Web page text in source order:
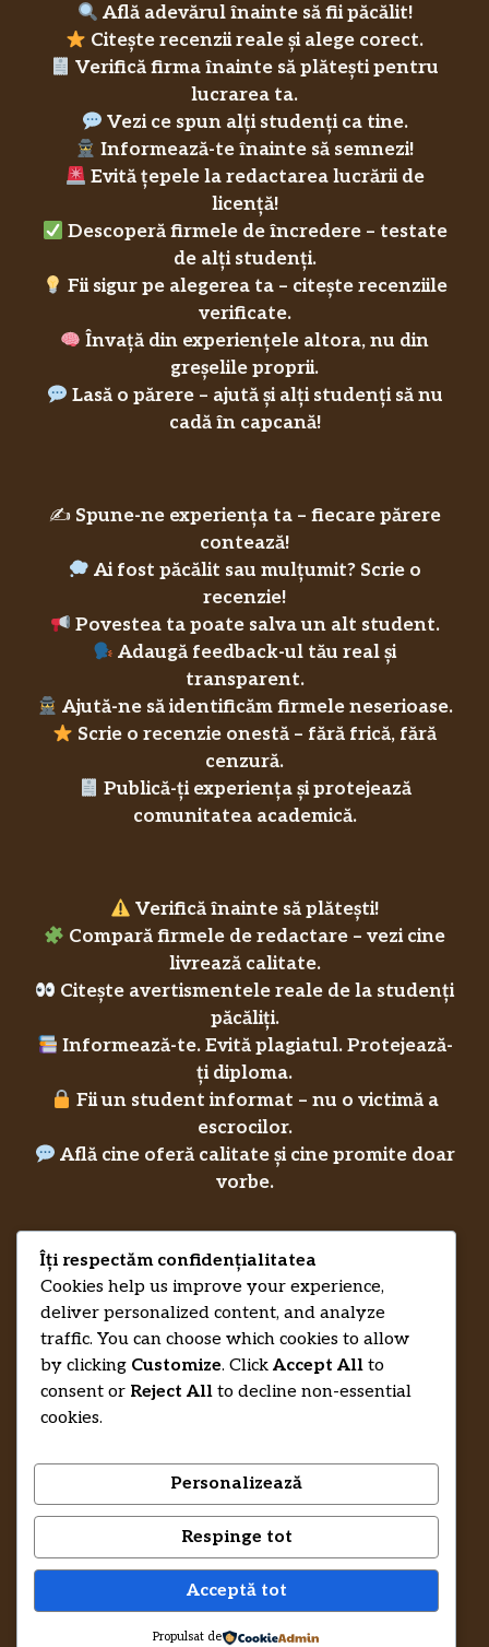
Află adevărul înainte să fii păcălit!
Citește recenzii reale și alege corect.
Verifică firma înainte să plătești pentru
lucrarea ta.
Vezi ce spun alți studenți ca tine.
Informează-te înainte să semnezi!
Evită țepele la redactarea lucrării de
licență!
Descoperă firmele de încredere – testate
de alți studenți.
Fii sigur pe alegerea ta – citește recenziile
verificate.
Învață din experiențele altora, nu din
greșelile proprii.
Lasă o părere – ajută și alți studenți să nu
cadă în capcană!
✍️ Spune-ne experiența ta – fiecare părere
contează!
Ai fost păcălit sau mulțumit? Scrie o
recenzie!
Povestea ta poate salva un alt student.
Adaugă feedback-ul tău real și
transparent.
Ajută-ne să identificăm firmele neserioase.
Scrie o recenzie onestă – fără frică, fără
cenzură.
Publică-ți experiența și protejează
comunitatea academică.
Verifică înainte să plătești!
Compară firmele de redactare – vezi cine
livrează calitate.
Citește avertismentele reale de la studenți
păcăliți.
Informează-te. Evită plagiatul. Protejează-
ți diploma.
Fii un student informat – nu o victimă a
escrocilor.
Află cine oferă calitate și cine promite doar
vorbe.
RecenziiLucrareLicenta.euCreditsPrivacy Policy
© 2026 RecenziiLucrareLicenta.eu •
Trimite-ne un mesaj și te ajutăm să-ți
recuperezi banii.
Îți respectăm confidențialitatea
Cookies help us improve your experience,
deliver personalized content, and analyze
traffic. You can choose which cookies to allow
by clicking Customize. Click Accept All to
consent or Reject All to decline non-essential
cookies.
Personalizează
Respinge tot
Acceptă tot
Propulsat de